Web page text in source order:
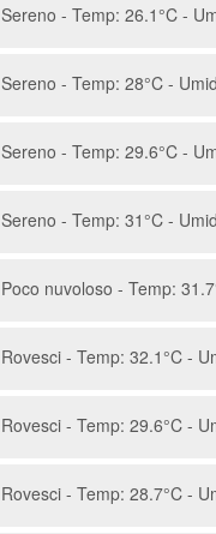
Sereno - Temp: 26.1°C -
Sereno - Temp: 28°C -
Sereno - Temp: 29.6°C -
Sereno - Temp: 31°C -
Poco nuvoloso - Temp:
Rovesci - Temp: 32.1°C -
Rovesci - Temp: 29.6°C -
Rovesci - Temp: 28.7°C -